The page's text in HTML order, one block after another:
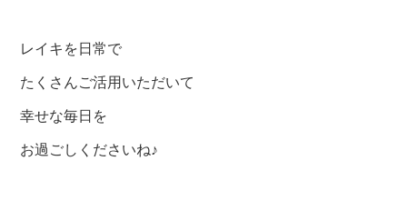
レイキを日常で
たくさんご活用いただいて
幸せな毎日を
お過ごしくださいね♪